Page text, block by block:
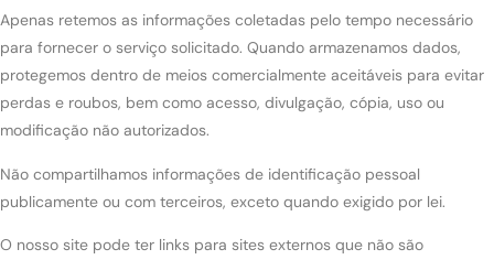
Apenas retemos as informações coletadas pelo tempo necessário
para fornecer o serviço solicitado. Quando armazenamos dados,
protegemos dentro de meios comercialmente aceitáveis ​​para evitar
perdas e roubos, bem como acesso, divulgação, cópia, uso ou
modificação não autorizados.
Não compartilhamos informações de identificação pessoal
publicamente ou com terceiros, exceto quando exigido por lei.
O nosso site pode ter links para sites externos que não são